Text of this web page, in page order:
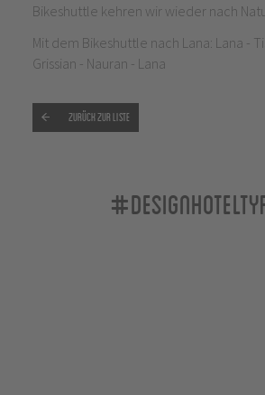
Bikeshuttle kehren wir wieder nach
Mit dem Bikeshuttle nach Lana: Lana -
Grissian - Nauran - Lana
Zurück zur Liste